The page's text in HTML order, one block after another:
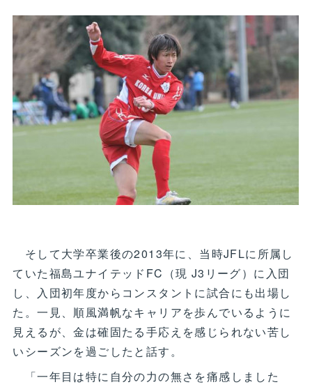
そして大学卒業後の2013年に、当時JFLに所属し
ていた福島ユナイテッドFC（現 J3リーグ）に入団
し、入団初年度からコンスタントに試合にも出場し
た。一見、順風満帆なキャリアを歩んでいるように
見えるが、金は確固たる手応えを感じられない苦し
いシーズンを過ごしたと話す。
「一年目は特に自分の力の無さを痛感しました